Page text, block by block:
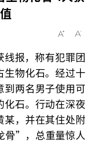
线报，称有犯罪团
生物化石。经过十
到两名男子使用可
石。行动在深夜
某，并在其住处附
骨”，总重量惊人